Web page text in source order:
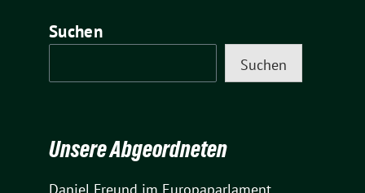
Suchen
Suchen
Unsere Abgeordneten
Daniel Freund im Europaparlament